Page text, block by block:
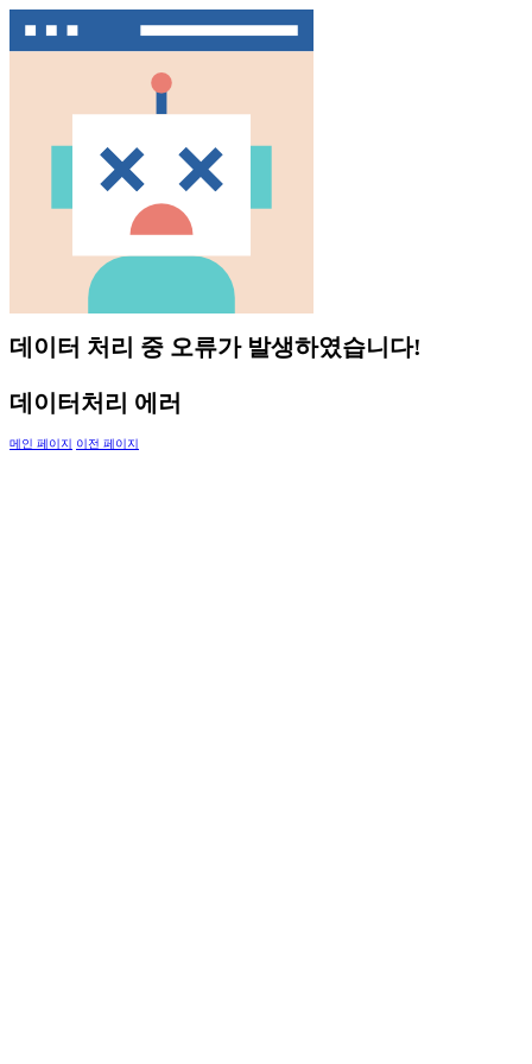
데이터 처리 중 오류가 발생하였습니다!
데이터처리 에러
메인 페이지 이전 페이지